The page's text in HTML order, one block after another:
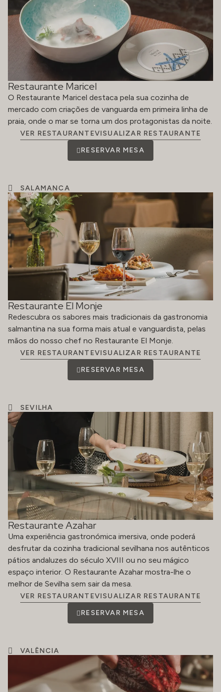
Restaurante Maricel
O Restaurante Maricel destaca pela sua cozinha de
mercado com criações de vanguarda em primeira linha de
praia, onde o mar se torna um dos protagonistas da noite.
VER RESTAURANTEVISUALIZAR RESTAURANTE
RESERVAR MESA
SALAMANCA
Restaurante El Monje
Redescubra os sabores mais tradicionais da gastronomia
salmantina na sua forma mais atual e vanguardista, pelas
mãos do nosso chef no Restaurante El Monje.
VER RESTAURANTEVISUALIZAR RESTAURANTE
RESERVAR MESA
SEVILHA
Restaurante Azahar
Uma experiência gastronómica imersiva, onde poderá
desfrutar da cozinha tradicional sevilhana nos autênticos
pátios andaluzes do século XVIII ou no seu mágico
espaço interior. O Restaurante Azahar mostra-lhe o
melhor de Sevilha sem sair da mesa.
VER RESTAURANTEVISUALIZAR RESTAURANTE
RESERVAR MESA
VALÊNCIA